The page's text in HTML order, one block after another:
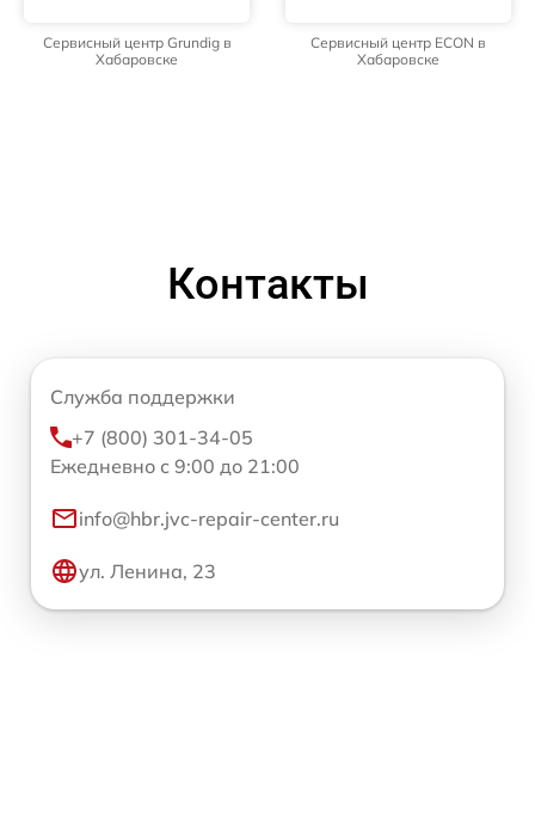
Сервисный центр Grundig в
Хабаровске
Сервисный центр ECON в
Хабаровске
Контакты
Служба поддержки
+7 (800) 301-34-05
Ежедневно с 9:00 до 21:00
info@hbr.jvc-repair-center.ru
ул. Ленина, 23